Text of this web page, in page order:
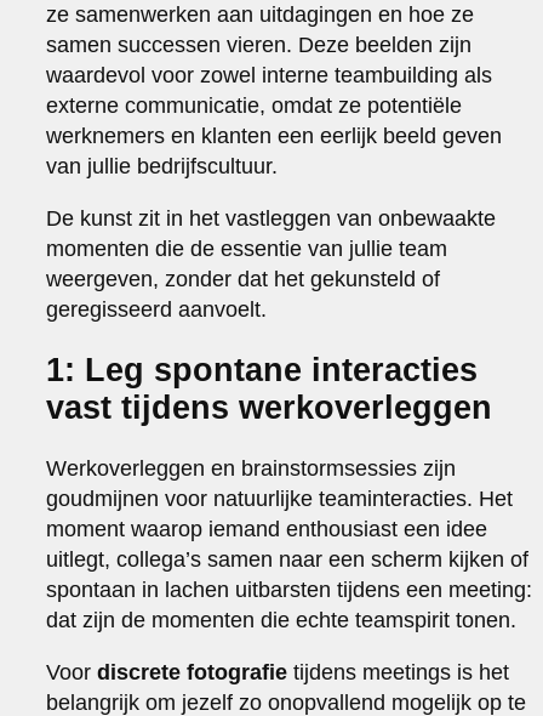
ze samenwerken aan uitdagingen en hoe ze
samen successen vieren. Deze beelden zijn
waardevol voor zowel interne teambuilding als
externe communicatie, omdat ze potentiële
werknemers en klanten een eerlijk beeld geven
van jullie bedrijfscultuur.
De kunst zit in het vastleggen van onbewaakte
momenten die de essentie van jullie team
weergeven, zonder dat het gekunsteld of
geregisseerd aanvoelt.
1: Leg spontane interacties
vast tijdens werkoverleggen
Werkoverleggen en brainstormsessies zijn
goudmijnen voor natuurlijke teaminteracties. Het
moment waarop iemand enthousiast een idee
uitlegt, collega’s samen naar een scherm kijken of
spontaan in lachen uitbarsten tijdens een meeting:
dat zijn de momenten die echte teamspirit tonen.
Voordiscrete fotografie tijdens meetings is het
belangrijk om jezelf zo onopvallend mogelijk op te